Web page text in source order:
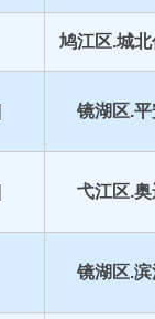
鸠江区.城
镜湖区.
弋江区.
镜湖区.